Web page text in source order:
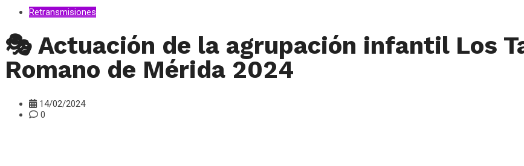
Retransmisiones
🎭 Actuación de la agrupación infantil Los
Romano de Mérida 2024
14/02/2024
0